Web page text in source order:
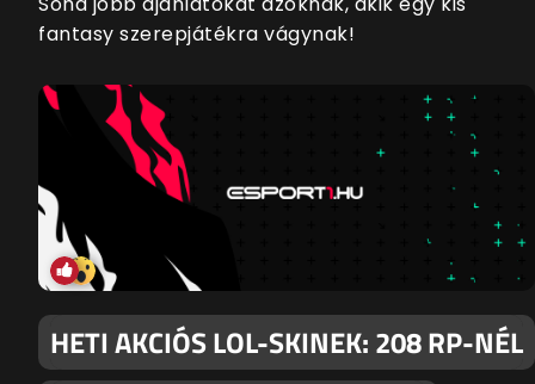
fantasy szerepjátékra vágynak!
HETI AKCIÓS LOL-SKINEK: 208 RP-NÉL